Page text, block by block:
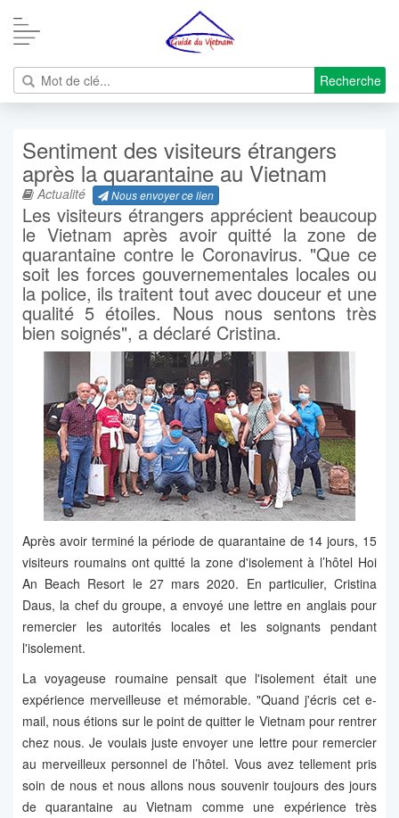
Recherche
Sentiment des visiteurs étrangers
après la quarantaine au Vietnam
Actualité Nous envoyer ce lien
Les visiteurs étrangers apprécient beaucoup
le Vietnam après avoir quitté la zone de
quarantaine contre le Coronavirus. "Que ce
soit les forces gouvernementales locales ou
la police, ils traitent tout avec douceur et une
qualité 5 étoiles. Nous nous sentons très
bien soignés", a déclaré Cristina.
Après avoir terminé la période de quarantaine de 14 jours, 15
visiteurs roumains ont quitté la zone d'isolement à l’hôtel Hoi
An Beach Resort le 27 mars 2020. En particulier, Cristina
Daus, la chef du groupe, a envoyé une lettre en anglais pour
remercier les autorités locales et les soignants pendant
l'isolement.
La voyageuse roumaine pensait que l'isolement était une
expérience merveilleuse et mémorable. "Quand j'écris cet e-
mail, nous étions sur le point de quitter le Vietnam pour rentrer
chez nous. Je voulais juste envoyer une lettre pour remercier
au merveilleux personnel de l’hôtel. Vous avez tellement pris
soin de nous et nous allons nous souvenir toujours des jours
de quarantaine au Vietnam comme une expérience très